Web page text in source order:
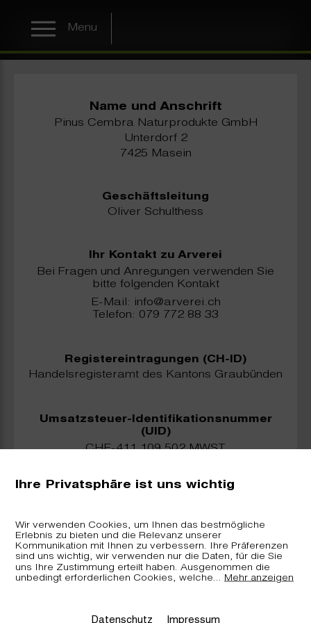
Menu
Name und Anschrift
Pinus Cembra Naturprodukte GmbH
Unterdorf 2
7425 Masein
Geschäftsleitung
Oliver Schulthess
Ihr Kontakt zu Arverei
Bei Fragen und Anregungen verwenden Sie
bitte folgenden Kontakt
E-Mail: info@arverei.ch
Telefon: 079 772 88 33
Registereintragungen (CH-ID)
Handelsregisteramt des Kantons Graubünden
Umsatzsteuer-Identifikationsnummer
(UID)
CHE-411.109.502 MWST
Technische Umsetzung, Beratung und
DimasterSoftware GmbH
Sellenbüren 59a
8143 Stallikon
www.dimastersoftware.ch
Ihre Privatsphäre ist uns wichtig
Wir verwenden Cookies, um Ihnen das bestmögliche
Erlebnis zu bieten und die Relevanz unserer
Kommunikation mit Ihnen zu verbessern. Ihre Präferenzen
sind uns wichtig, wir verwenden nur die Daten, für die Sie
uns Ihre Zustimmung erteilt haben. Ausgenommen die
unbedingt erforderlichen Cookies, welche... Mehr anzeigen
Datenschutz Impressum